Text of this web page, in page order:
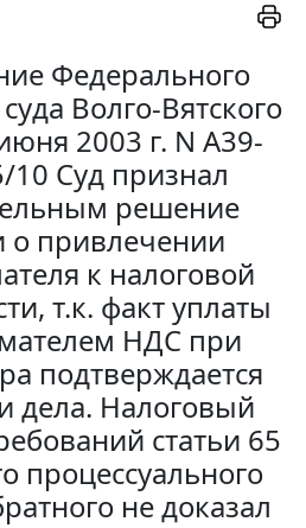
Федерального
Волго-Вятского
2003 г. N А39-
10 Суд признал
решение
о привлечении
к налоговой
т.к. факт уплаты
НДС при
подтверждается
дела. Налоговый
статьи 65
процессуального
не доказал